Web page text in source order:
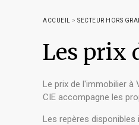
ACCUEIL > SECTEUR HORS
Les prix
Le prix de l'immobilier à
CIE accompagne les
Les repères disponibles